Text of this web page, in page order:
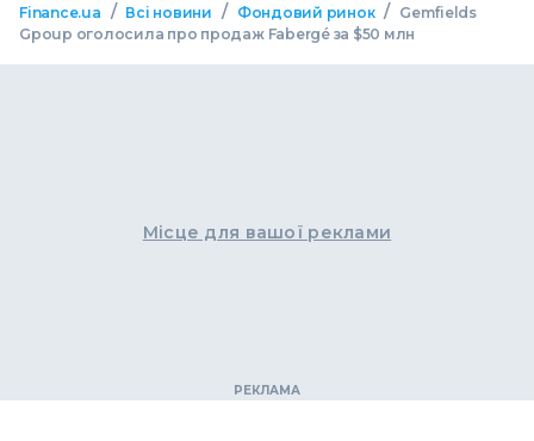
Finance.ua / Всі новини / Фондовий ринок / Gemfields
Gpoup оголосила про продаж Fabergé за $50 млн
Місце для вашої реклами